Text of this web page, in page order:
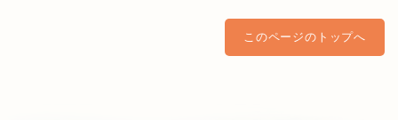
このページのトップへ